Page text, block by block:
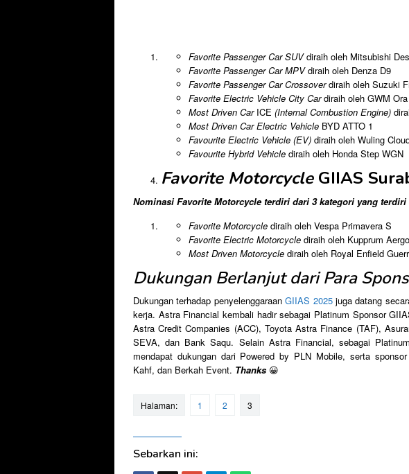
Favorite Passenger Car SUVdiraih oleh Mitsubishi
Favorite Passenger Car MPVdiraih oleh Denza D9
Favorite Passenger Car Crossoverdiraih oleh Suzuki
Favorite Electric Vehicle City Cardiraih oleh GWM
Most Driven Car ICE (Internal Combustion Engine)
Most Driven Car Electric Vehicle BYD ATTO 1
Favourite Electric Vehicle (EV) diraih oleh Wuling
Favourite Hybrid Vehicle diraih oleh Honda Step WGN
Favorite Motorcycle GIIAS
Nominasi Favorite Motorcycle terdiri dari 3 kategori yang
Favorite Motorcycle diraih oleh Vespa Primavera S
Favorite Electric Motorcycle diraih oleh Kupprum Aergo
Most Driven Motorcycle diraih oleh Royal Enfield
Dukungan Berlanjut dari Para
Dukungan terhadap penyelenggaraanGIIAS 2025juga datang
kerja. Astra Financial kembali hadir sebagai Platinum Sponsor
Astra Credit Companies (ACC), Toyota Astra Finance (TAF),
SEVA, dan Bank Saqu. Selain Astra Financial, sebagai
mendapat dukungan dari Powered by PLN Mobile, serta
Kahf, dan Berkah Event. Thanks 😀
Halaman: 1 2 3
Sebarkan ini: